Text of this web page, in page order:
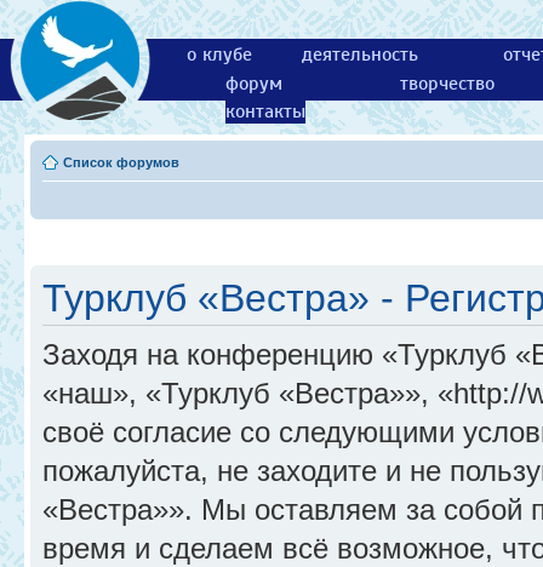
о клубе деятельность
форум
творчество
контакты
Список форумов
Турклуб «Вестра» -
Заходя на конференцию «Турклуб
«наш», «Турклуб «Вестра»»,
своё согласие со следующими
пожалуйста, не заходите и не
«Вестра»». Мы оставляем за собой
время и сделаем всё возможное,